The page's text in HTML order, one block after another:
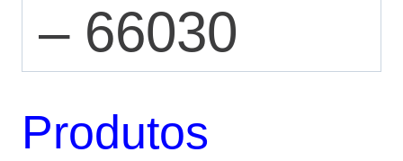
– 66030
Produtos